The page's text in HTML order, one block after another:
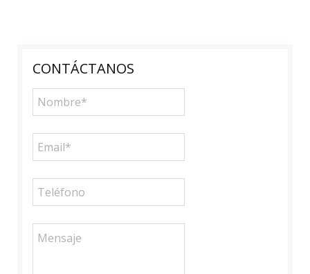
CONTÁCTANOS